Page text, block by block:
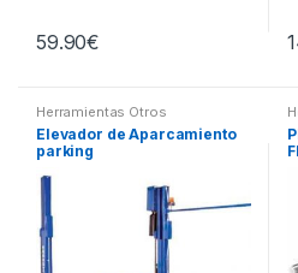
59.90€
Herramientas Otros
Elevador de Aparcamiento
parking